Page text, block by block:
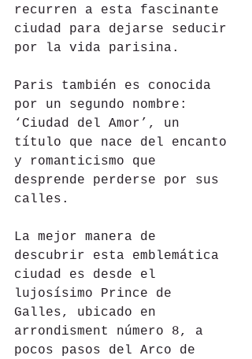
recurren a esta fascinante
ciudad para dejarse seducir
por la vida parisina.
Paris también es conocida
por un segundo nombre:
‘Ciudad del Amor’, un
título que nace del encanto
y romanticismo que
desprende perderse por sus
calles.
La mejor manera de
descubrir esta emblemática
ciudad es desde el
lujosísimo Prince de
Galles, ubicado en
arrondisment número 8, a
pocos pasos del Arco de